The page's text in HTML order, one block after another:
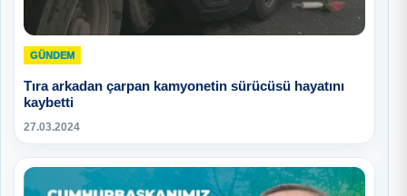
GÜNDEM
Tıra arkadan çarpan kamyonetin sürücüsü hayatını
kaybetti
27.03.2024